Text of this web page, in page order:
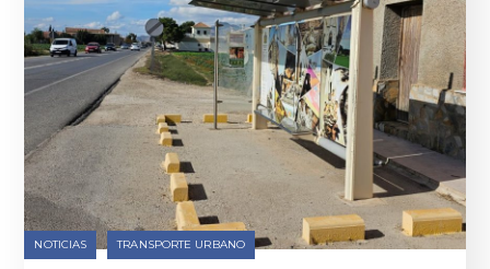
NOTICIAS TRANSPORTE URBANO